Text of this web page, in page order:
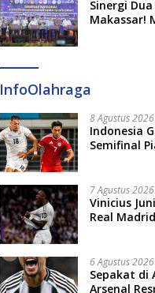
Sinergi
Makassar!
InfoOlahraga
8 Agustus
Indonesia
Semifinal
7 Agustus
Vinicius
Real
6 Agustus
Sepakat di
Arsenal